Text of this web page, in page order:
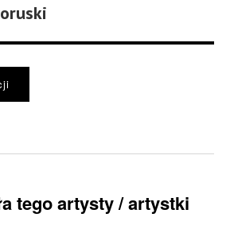
tego artysty / artystki